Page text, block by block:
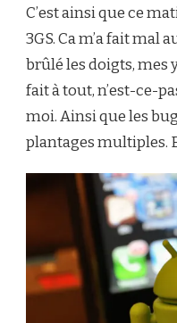
C’est ainsi que ce
3GS. Ca m’a fait mal
brûlé les doigts, mes
fait à tout, n’est-ce-
moi. Ainsi que les
plantages multiples.